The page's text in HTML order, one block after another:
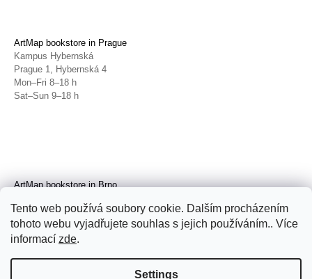
Tento web používá soubory cookie. Dalším procházením
tohoto webu vyjadřujete souhlas s jejich používáním.. Více
informací zde.
Settings
ArtMap bookstore in Prague
Kampus Hybernská
Prague 1, Hybernská 4
Mon–Fri 8–18 h
Sat–Sun 9–18 h
ArtMap bookstore in Brno
Brno, Radnická 4
Tue–Fri 11–19 h
Sat 14–19 h